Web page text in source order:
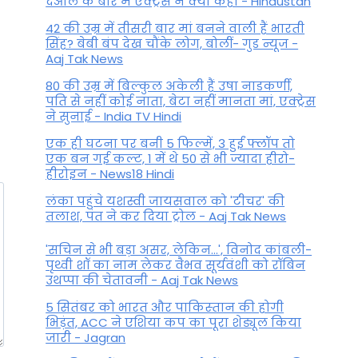
42 की उम्र में तीसरी बार मां बनने वाली हैं भारती
सिंह? बेबी बंप देख चौंके लोग, बोलीं- गुड न्यूज -
Aaj Tak News
80 की उम्र में बिल्कुल अकेली हैं उषा नाडकर्णी,
पति से नहीं कोई नाता, बेटा नहीं मानता मां, एक्ट्रेस
ने सुनाई - India TV Hindi
एक ही घटना पर बनी 5 फिल्में, 3 हुईं फ्लॉप तो
एक बन गई कल्ट, 1 में थे 50 से भी ज्यादा हीरो-
हीरोइन - News18 Hindi
लंका पहुंचे यशस्वी जायसवाल को 'टीचर' की
तलाश, पंत ने कर द‍िया ट्रोल - Aaj Tak News
'सचिन से भी बड़ा असर, लेकिन...', व‍िनोद कांबली-
पृथ्वी शॉ का नाम लेकर वैभव सूर्यवंशी को रॉबिन
उथप्पा की चेतावनी - Aaj Tak News
5 सितंबर को भारत और पाकिस्‍तान की होगी
भिड़ंत, ACC ने एशिया कप का पूरा शेड्यूल किया
जारी - Jagran